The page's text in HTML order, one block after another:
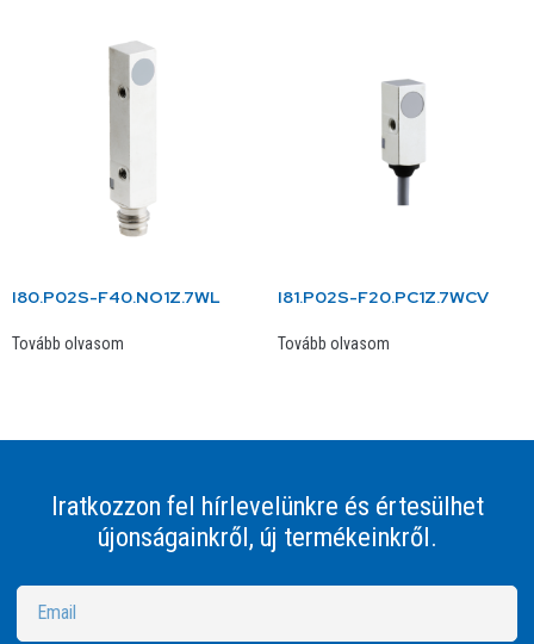
I80.P02S-F40.NO1Z.7WL
Tovább olvasom
I81.P02S-F20.PC1Z.7WCV
Tovább olvasom
Iratkozzon fel hírlevelünkre és értesülhet
újonságainkről, új termékeinkről.